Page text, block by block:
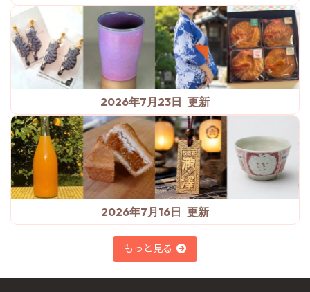
2026年7月23日
2026年7月16日
もっと見る